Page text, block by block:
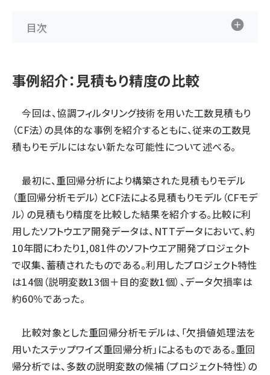
目次
事例紹介：見積もり精度の比較
今回は、協調フィルタリング技術を用いた工数見積もり
（CF法）の具体的な事例を紹介するともに、従来の工数見
積もりモデルにはない新たな可能性について述べる。
最初に、重回帰分析により構築された見積もりモデル
（重回帰分析モデル）とCF法による見積もりモデル（CFモデ
ル）の見積もり精度を比較した結果を紹介する。比較に利
用したソフトウエア開発データは、NTTデータにおいて、約
10年間にわたり1,081件のソフトウエア開発プロジェクト
で収集、蓄積されたものである。利用したプロジェクト特性
は14個（説明変数13個＋目的変数1個）、データ欠損率は
約60％であった。
比較対象とした重回帰分析モデルは、「欠損値処理法を
用いたステップワイズ重回帰分析」によるものである。重回
帰分析では、多数の説明変数の候補（プロジェクト特性）の